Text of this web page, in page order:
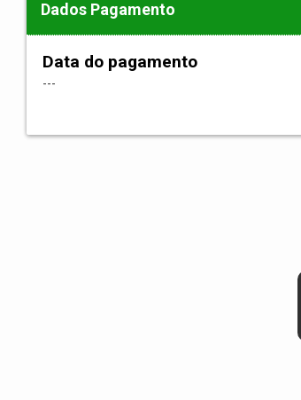
Dados Pagamento
Data do pagamento
---